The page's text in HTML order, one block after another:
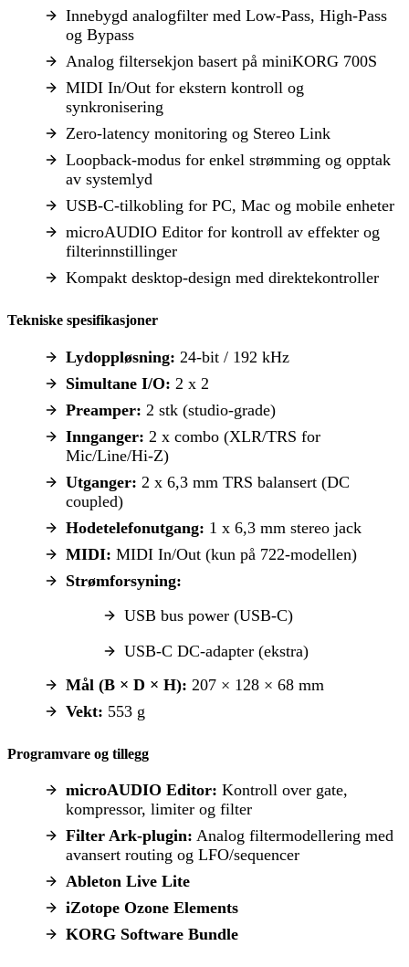
Innebygd analogfilter med Low-Pass, High-Pass
og Bypass
Analog filtersekjon basert på miniKORG 700S
MIDI In/Out for ekstern kontroll og
synkronisering
Zero-latency monitoring og Stereo Link
Loopback-modus for enkel strømming og opptak
av systemlyd
USB-C-tilkobling for PC, Mac og mobile enheter
microAUDIO Editor for kontroll av effekter og
filterinnstillinger
Kompakt desktop-design med direktekontroller
Tekniske spesifikasjoner
Lydoppløsning: 24-bit / 192 kHz
Simultane I/O: 2 x 2
Preamper: 2 stk (studio-grade)
Innganger: 2 x combo (XLR/TRS for
Mic/Line/Hi-Z)
Utganger: 2 x 6,3 mm TRS balansert (DC
coupled)
Hodetelefonutgang: 1 x 6,3 mm stereo jack
MIDI: MIDI In/Out (kun på 722-modellen)
Strømforsyning:
USB bus power (USB-C)
USB-C DC-adapter (ekstra)
Mål (B × D × H): 207 × 128 × 68 mm
Vekt: 553 g
Programvare og tillegg
microAUDIO Editor: Kontroll over gate,
kompressor, limiter og filter
Filter Ark-plugin: Analog filtermodellering med
avansert routing og LFO/sequencer
Ableton Live Lite
iZotope Ozone Elements
KORG Software Bundle